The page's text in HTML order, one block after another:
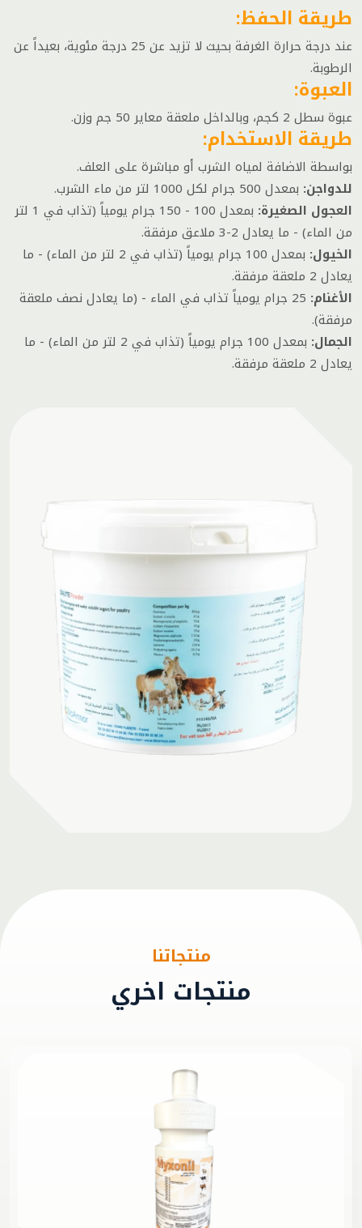
طريقة الحفظ:
عند درجة حرارة الغرفة بحيث لا تزيد عن 25 درجة مئوية، بعيداً عن
الرطوبة.
العبوة:
عبوة سطل 2 كجم، وبالداخل ملعقة معاير 50 جم وزن.
طريقة الاستخدام:
بواسطة الاضافة لمياه الشرب أو مباشرة على العلف.
للدواجن: بمعدل 500 جرام لكل 1000 لتر من ماء الشرب.
العجول الصغيرة:
بمعدل 100 - 150 جرام يومياً (تذاب في 1 لتر
من الماء) - ما يعادل 2-3 ملاعق مرفقة.
الخيول:
بمعدل 100 جرام يومياً (تذاب في 2 لتر من الماء) - ما
يعادل 2 ملعقة مرفقة.
الأغنام:
25 جرام يومياً تذاب في الماء - (ما يعادل نصف ملعقة
مرفقة).
الجمال:
بمعدل 100 جرام يومياً (تذاب في 2 لتر من الماء) - ما
يعادل 2 ملعقة مرفقة.
منتجاتنا
منتجات اخري